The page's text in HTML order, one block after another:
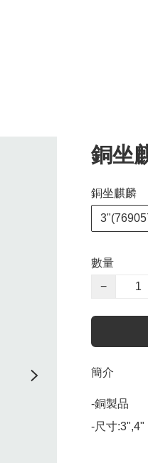
銅坐
銅坐麒麟
數量
−
簡介
-銅製品